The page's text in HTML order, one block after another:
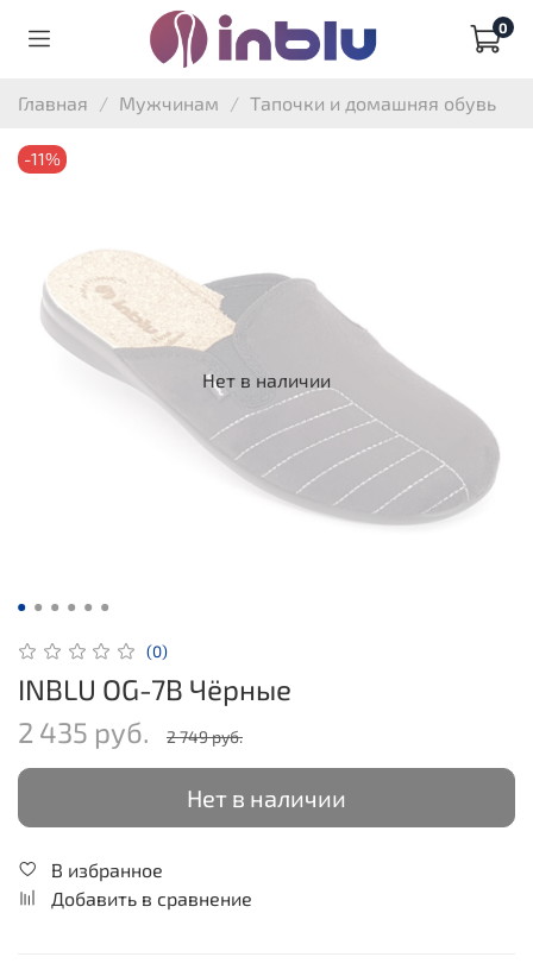
0
Главная Мужчинам Тапочки и домашняя обувь
Нет в наличии
-11%
(0)
INBLU OG-7B Чёрные
2 435 руб.
2 749 руб.
Нет в наличии
В избранное
Добавить в сравнение